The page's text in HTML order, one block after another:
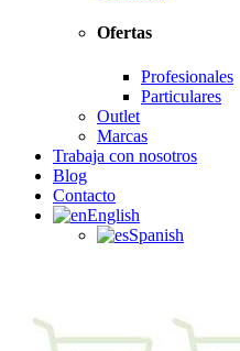
Ofertas
Profesionales
Particulares
Outlet
Marcas
Trabaja con nosotros
Blog
Contacto
English
Spanish